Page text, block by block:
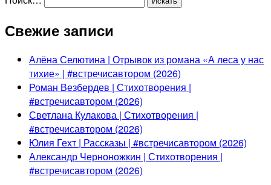
Свежие записи
Алёна Селютина | Отрывок из романа «А леса у нас
тихие» | #встречисавтором (2026)
Роман Везбердев | Стихотворения |
#встречисавтором (2026)
Светлана Кулакова | Стихотворения |
#встречисавтором (2026)
Юлия Гехт | Рассказы | #встречисавтором (2026)
Александр Черноножкин | Стихотворения |
#встречисавтором (2026)